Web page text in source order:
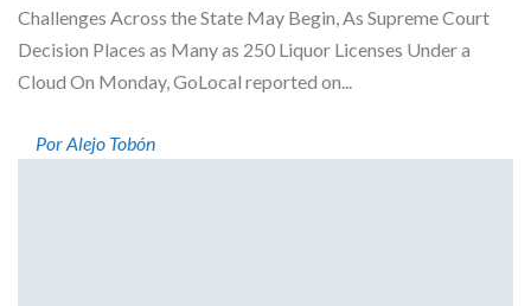
Challenges Across the State May Begin, As Supreme Court
Decision Places as Many as 250 Liquor Licenses Under a
Cloud On Monday, GoLocal reported on...
Por Alejo Tobón